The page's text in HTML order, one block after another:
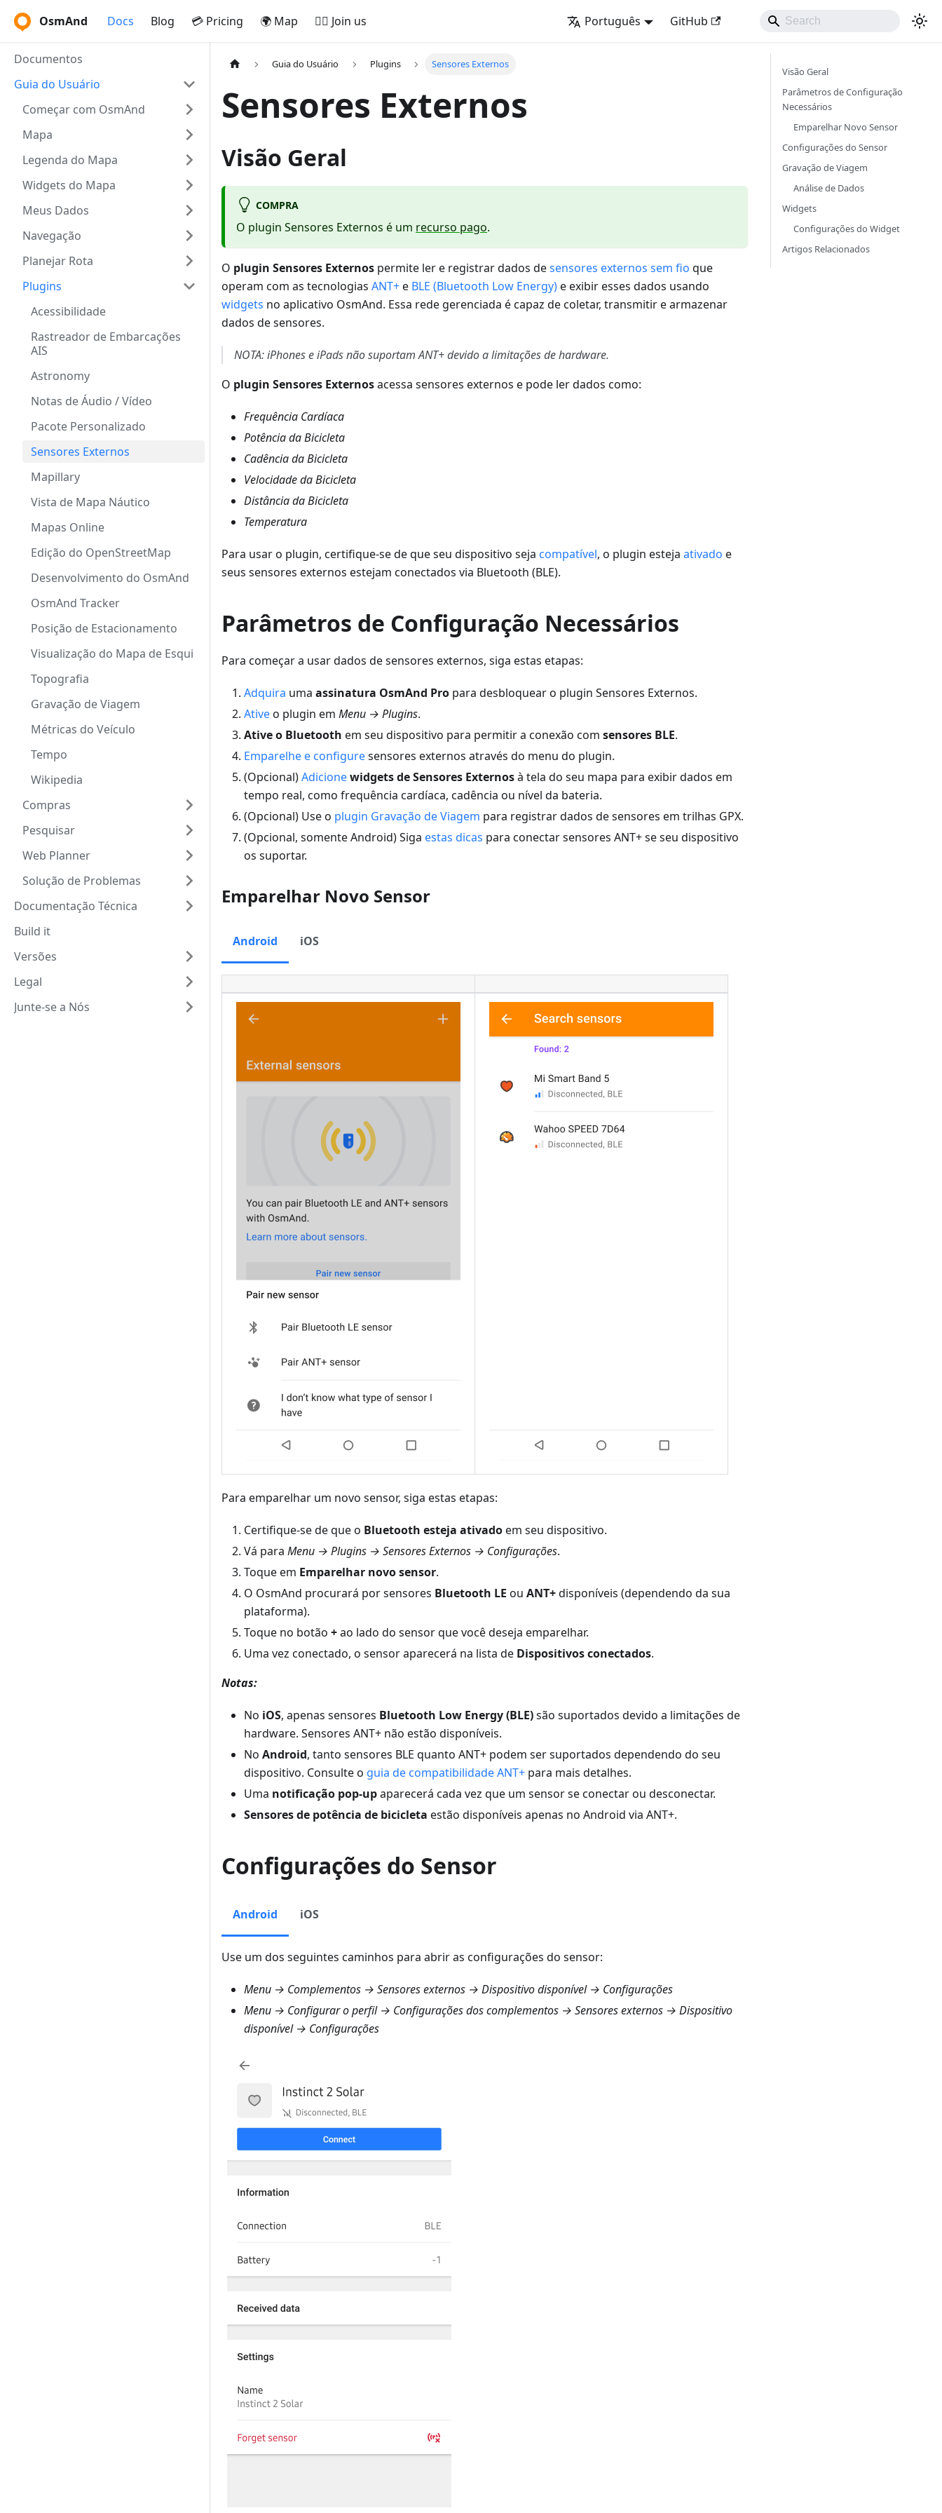
OsmAnd Docs Blog 💳 Pricing 🌍 Map 🚵‍♂️ Join us Português GitHub
Documentos
Guia do Usuário
Começar com OsmAnd
Mapa
Legenda do Mapa
Widgets do Mapa
Meus Dados
Navegação
Planejar Rota
Plugins
Acessibilidade
Rastreador de Embarcações
AIS
Astronomy
Notas de Áudio / Vídeo
Pacote Personalizado
Sensores Externos
Mapillary
Vista de Mapa Náutico
Mapas Online
Edição do OpenStreetMap
Desenvolvimento do OsmAnd
OsmAnd Tracker
Posição de Estacionamento
Visualização do Mapa de Esqui
Topografia
Gravação de Viagem
Métricas do Veículo
Tempo
Wikipedia
Compras
Pesquisar
Web Planner
Solução de Problemas
Documentação Técnica
Build it
Versões
Legal
Junte-se a Nós
Guia do Usuário Plugins Sensores Externos
Sensores Externos
Visão Geral
COMPRA
O plugin Sensores Externos é um recurso pago.
O plugin Sensores Externos permite ler e registrar dados desensores externos sem fio que
operam com as tecnologias ANT+e BLE (Bluetooth Low Energy)e exibir esses dados usando
widgets no aplicativo OsmAnd. Essa rede gerenciada é capaz de coletar, transmitir e armazenar
dados de sensores.
NOTA: iPhones e iPads não suportam ANT+ devido a limitações de hardware.
O plugin Sensores Externosacessa sensores externos e pode ler dados como:
Frequência Cardíaca
Potência da Bicicleta
Cadência da Bicicleta
Velocidade da Bicicleta
Distância da Bicicleta
Temperatura
Para usar o plugin, certifique-se de que seu dispositivo seja compatível, o plugin esteja ativado e
seus sensores externos estejam conectados via Bluetooth (BLE).
Parâmetros de Configuração Necessários
Para começar a usar dados de sensores externos, siga estas etapas:
Adquira uma assinatura OsmAnd Pro para desbloquear o plugin Sensores Externos.
Ativeo plugin em Menu → Plugins.
Ative o Bluetooth em seu dispositivo para permitir a conexão com sensores BLE.
Emparelhe e configuresensores externos através do menu do plugin.
(Opcional)Adicionewidgets de Sensores Externosà tela do seu mapa para exibir dados em
tempo real, como frequência cardíaca, cadência ou nível da bateria.
(Opcional) Use o plugin Gravação de Viagem para registrar dados de sensores em trilhas GPX.
(Opcional, somente Android) Siga estas dicas para conectar sensores ANT+ se seu dispositivo
os suportar.
Emparelhar Novo Sensor
Android iOS
Para emparelhar um novo sensor, siga estas etapas:
Certifique-se de que o Bluetooth esteja ativadoem seu dispositivo.
Vá para Menu → Plugins → Sensores Externos → Configurações.
Toque em Emparelhar novo sensor.
O OsmAnd procurará por sensores Bluetooth LE ou ANT+disponíveis (dependendo da sua
plataforma).
Toque no botão +ao lado do sensor que você deseja emparelhar.
Uma vez conectado, o sensor aparecerá na lista de Dispositivos conectados.
Notas:
No iOS, apenas sensores Bluetooth Low Energy (BLE)são suportados devido a limitações de
hardware. Sensores ANT+ não estão disponíveis.
No Android, tanto sensores BLE quanto ANT+ podem ser suportados dependendo do seu
dispositivo. Consulte o guia de compatibilidade ANT+ para mais detalhes.
Uma notificação pop-upaparecerá cada vez que um sensor se conectar ou desconectar.
Sensores de potência de bicicleta estão disponíveis apenas no Android via ANT+.
Configurações do Sensor
Android iOS
Use um dos seguintes caminhos para abrir as configurações do sensor:
Menu → Complementos → Sensores externos → Dispositivo disponível → Configurações
Menu → Configurar o perfil → Configurações dos complementos → Sensores externos → Dispositivo
disponível → Configurações
Visão Geral
Parâmetros de Configuração
Necessários
Emparelhar Novo Sensor
Configurações do Sensor
Gravação de Viagem
Análise de Dados
Widgets
Configurações do Widget
Artigos Relacionados